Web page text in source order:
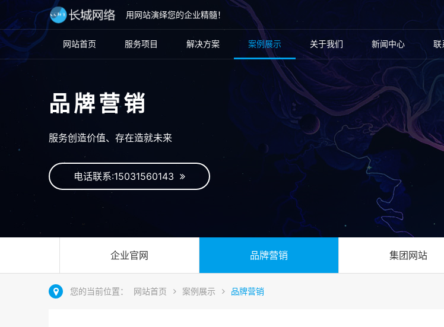
用网站演绎您的企业精髓！
网站首页 服务项目 解决方案 案例展示 关于我们 新闻中心 联
品牌营销
服务创造价值、存在造就未来
电话联系:15031560143
企业官网 品牌营销 集团网站
您的当前位置： 网站首页 案例展示 品牌营销